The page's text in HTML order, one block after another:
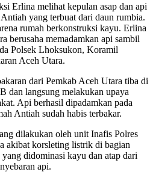
Erlina melihat kepulan asap dan api
yang terbuat dari daun rumbia.
rumah berkonstruksi kayu. Erlina
berusaha memadamkan api sambil
Polsek Lhoksukon, Koramil
Aceh Utara.
dari Pemkab Aceh Utara tiba di
dan langsung melakukan upaya
Api berhasil dipadamkan pada
Antiah sudah habis terbakar.
dilakukan oleh unit Inafis Polres
akibat korsleting listrik di bagian
didominasi kayu dan atap dari
api.